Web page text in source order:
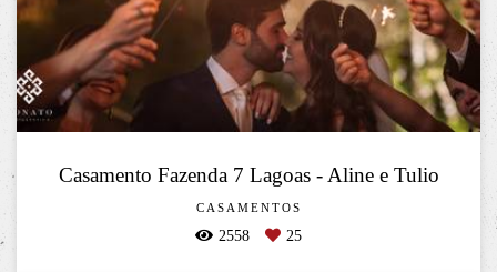
Casamento Fazenda 7 Lagoas - Aline e Tulio
CASAMENTOS
2558 25